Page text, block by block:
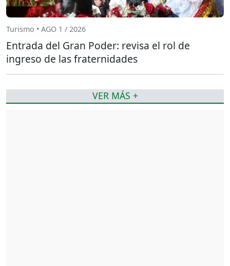
Turismo • AGO 1 / 2026
Entrada del Gran Poder: revisa el rol de
ingreso de las fraternidades
VER MÁS +